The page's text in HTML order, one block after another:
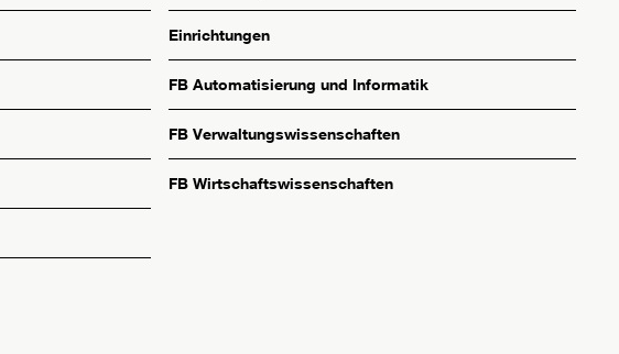
Einrichtungen
FB Automatisierung und Informatik
FB Verwaltungswissenschaften
FB Wirtschaftswissenschaften